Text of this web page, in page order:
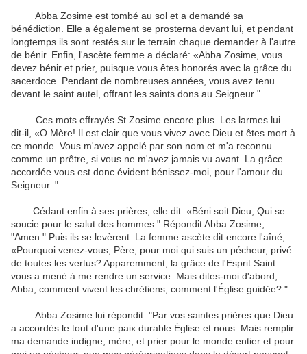
Abba Zosime est tombé au sol et a demandé sa
bénédiction
Elle a également se prosterna devant lui et pendant
longtemps ils sont restés sur le terrain chaque demander à l'autre
de bénir. Enfin l'ascète femme a déclaré: «Abba Zosime , vous
devez bénir et prier, puisque vous êtes honorés avec la grâce du
sacerdoce Pendant de nombreuses années, vous avez tenu
devant le saint autel offrant les saints dons au Seigneur "
Ces mots effrayés St Zosime encore plus Les larmes lui
dit-il «O Mère! Il est clair que vous vivez avec Dieu et êtes mort à
ce monde Vous m'avez appelé par son nom et m'a reconnu
comme un prêtre si vous ne m'avez jamais vu avant La grâce
accordée vous est donc évident bénissez-moi , pour l'amour du
Seigneur. "
Cédant enfin à ses prières elle dit: «Béni soit Dieu Qui se
soucie pour le salut des hommes ." RéponditAbba Zosime
"Amen." Puis ils se levèrent La femme ascète dit encore l'aîné
«Pourquoi venez-vous, Père pour moi qui suis un pécheur, privé
de toutes les vertus?Apparemment la grâce de l'Esprit Saint
vous a mené à me rendre un service Mais dites-moi d'abord
Abba , comment vivent les chrétiens , comment l'Église guidée? "
Abba Zosime lui répondit: "Par vos saintes prières que Dieu
a accordés le tout d'une paix durable Église et nous Mais remplir
ma demande indigne mère et prier pour le monde entier et pour